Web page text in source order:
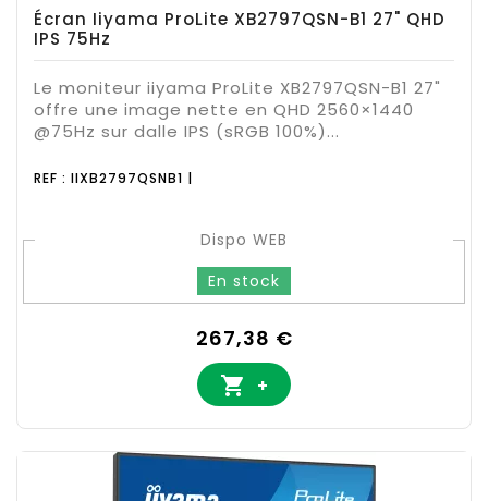
Écran Iiyama ProLite XB2797QSN-B1 27" QHD
IPS 75Hz
Le moniteur iiyama ProLite XB2797QSN-B1 27"
offre une image nette en QHD 2560×1440
@75Hz sur dalle IPS (sRGB 100%)...
REF : IIXB2797QSNB1 |
Dispo WEB
En stock
Prix
267,38 €
 +